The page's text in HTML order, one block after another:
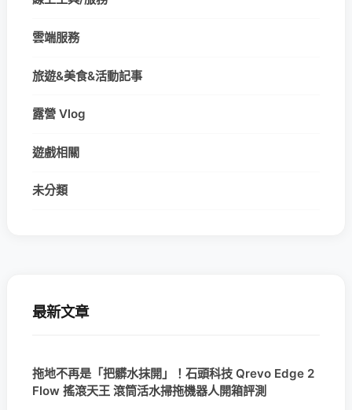
雲端服務
旅遊&美食&活動記事
露營 Vlog
遊戲相關
未分類
最新文章
拖地不再是「把髒水抹開」！石頭科技 Qrevo Edge 2
Flow 搖滾天王 滾筒活水掃拖機器人開箱評測